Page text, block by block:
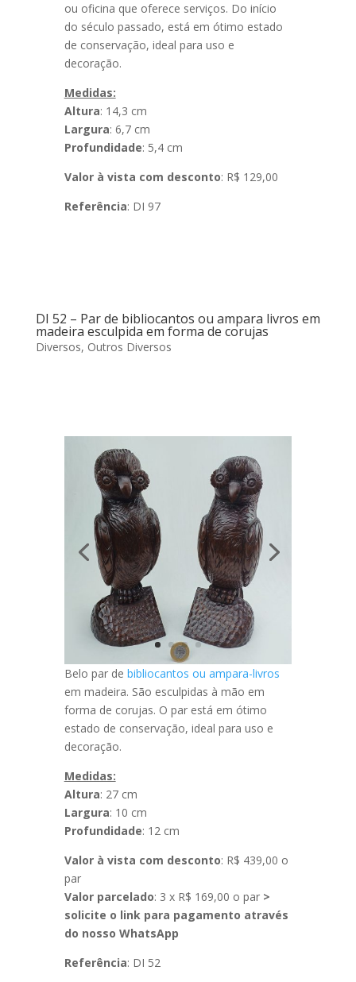
ou oficina que oferece serviços. Do início
do século passado, está em ótimo estado
de conservação, ideal para uso e
decoração.
Medidas:
Altura: 14,3 cm
Largura: 6,7 cm
Profundidade: 5,4 cm
Valor à vista com desconto: R$ 129,00
Referência: DI 97
DI 52 – Par de bibliocantos ou ampara livros em
madeira esculpida em forma de corujas
Diversos, Outros Diversos
Belo par de bibliocantos ou ampara-livros
em madeira. São esculpidas à mão em
forma de corujas. O par está em ótimo
estado de conservação, ideal para uso e
decoração.
Medidas:
Altura: 27 cm
Largura: 10 cm
Profundidade: 12 cm
Valor à vista com desconto: R$ 439,00 o
par
Valor parcelado: 3 x R$ 169,00 o par >
solicite o link para pagamento através
do nosso WhatsApp
Referência: DI 52